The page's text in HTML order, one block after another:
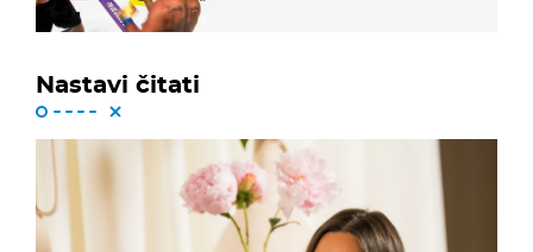
Nastavi čitati